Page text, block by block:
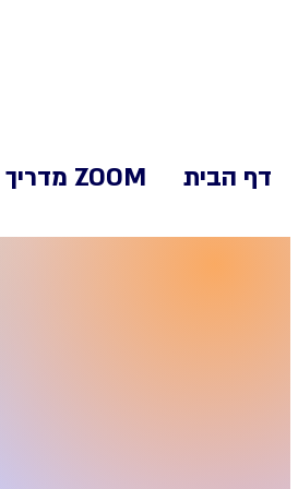
דף הבית ZOOM מדריך